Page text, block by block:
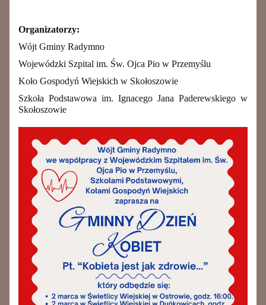
Organizatorzy:
Wójt Gminy Radymno
Wojewódzki Szpital im. Św. Ojca Pio w Przemyślu
Koło Gospodyń Wiejskich w Skołoszowie
Szkoła Podstawowa im. Ignacego Jana Paderewskiego w
Skołoszowie